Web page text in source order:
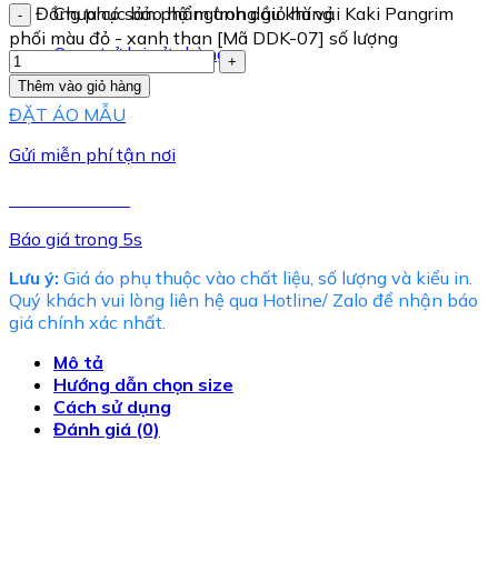
Chưa có sản phẩm trong giỏ hàng.
Quay trở lại cửa hàng
Đồng phục bảo hộ ngành dầu khí vải Kaki Pangrim
phối màu đỏ - xanh than [Mã DDK-07] số lượng
Thêm vào giỏ hàng
ĐẶT ÁO MẪU
Gửi miễn phí tận nơi
Báo giá trong 5s
Lưu ý: Giá áo phụ thuộc vào chất liệu, số lượng và kiểu in.
Quý khách vui lòng liên hệ qua Hotline/ Zalo để nhận báo
giá chính xác nhất.
Mô tả
Hướng dẫn chọn size
Cách sử dụng
Đánh giá (0)